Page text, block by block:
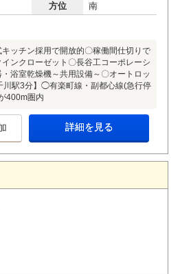
方位 南
ッチン採用で開放的〇稼働間仕切りで
ンクローゼット〇長谷工コーポレーシ
浴室乾燥機～共用設備～〇オートロッ
駅3分】◯有楽町線・副都心線(急行停
400m圏内
詳細を見る